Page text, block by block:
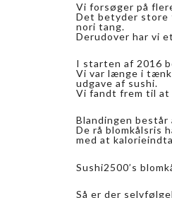
Vi forsøger på
Det betyder store
nori tang.
Derudover har vi
I starten af 2016
Vi var længe i
udgave af sushi.
Vi fandt frem til at
Blandingen består
De rå blomkålsris
med at
Sushi2500’s
Så er der